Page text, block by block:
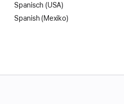
Spanisch (USA)
Spanish (Mexiko)